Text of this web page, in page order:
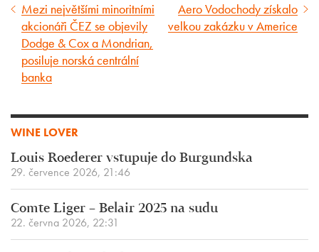
Předcházející
článek
Mezi největšími minoritními
akcionáři ČEZ se objevily
Dodge & Cox a Mondrian,
posiluje norská centrální
banka
Následující
článek
Aero Vodochody získalo
velkou zakázku v Americe
WINE LOVER
Louis Roederer vstupuje do Burgundska
29. července 2026, 21:46
Comte Liger – Belair 2025 na sudu
22. června 2026, 22:31